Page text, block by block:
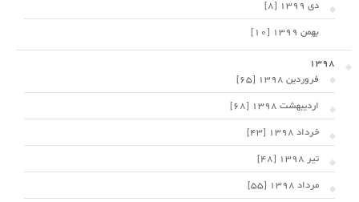
دی 1399 [8]
بهمن 1399 [10]
1398
فروردین 1398 [65]
اردیبهشت 1398 [68]
خرداد 1398 [43]
تیر 1398 [48]
مرداد 1398 [55]